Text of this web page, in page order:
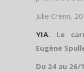
Julie Crenn,
YIA. Le
Eugène
Du 24 au 26/